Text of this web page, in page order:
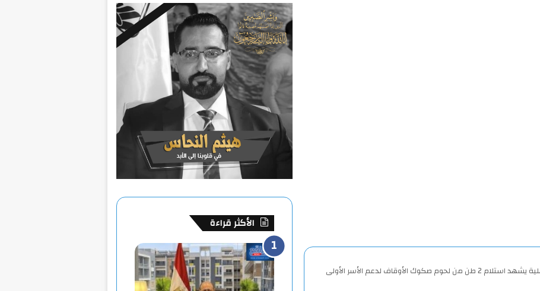
محافظ الدقهلية يشهد استلام 2 طن من لحوم صكوك الأوقاف لدعم الأسر الأولى
الأكثر قراءة